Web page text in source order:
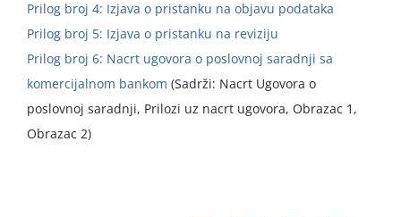
Prilog broj 4: Izjava o pristanku na objavu podataka
Prilog broj 5: Izjava o pristanku na reviziju
Prilog broj 6: Nacrt ugovora o poslovnoj saradnji sa
komercijalnom bankom (Sadrži: Nacrt Ugovora o
poslovnoj saradnji, Prilozi uz nacrt ugovora, Obrazac 1,
Obrazac 2)